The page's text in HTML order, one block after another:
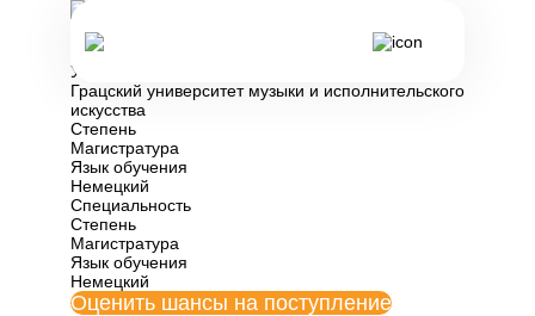
Валторна
Университет
Грацский университет музыки и исполнительского
искусства
Степень
Магистратура
Язык обучения
Немецкий
Специальность
Степень
Магистратура
Язык обучения
Немецкий
Оценить шансы на поступление